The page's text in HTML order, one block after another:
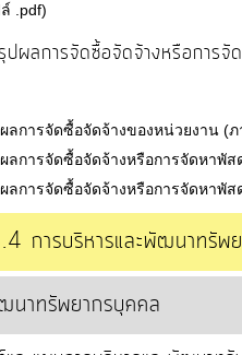
.pdf)
ผลการจัดซื้อจัดจ้างหรือการ
ลการจัดซื้อจัดจ้างของหน่วยงาน (
ลการจัดซื้อจัดจ้างหรือการจัดหาพั
ลการจัดซื้อจัดจ้างหรือการจัดหาพั
การบริหารและพัฒนาทรัพ
นาทรัพยากรบุคคล